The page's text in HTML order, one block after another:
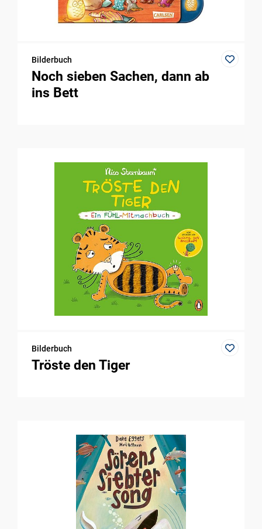
Bilderbuch
Noch sieben Sachen, dann ab
ins Bett
Bilderbuch
Tröste den Tiger